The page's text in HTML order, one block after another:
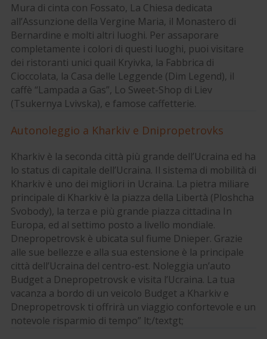
Mura di cinta con Fossato, La Chiesa dedicata
all’Assunzione della Vergine Maria, il Monastero di
Bernardine e molti altri luoghi. Per assaporare
completamente i colori di questi luoghi, puoi visitare
dei ristoranti unici quail Kryivka, la Fabbrica di
Cioccolata, la Casa delle Leggende (Dim Legend), il
caffè “Lampada a Gas”, Lo Sweet-Shop di Liev
(Tsukernya Lvivska), e famose caffetterie.
Autonoleggio a Kharkiv e Dnipropetrovks
Kharkiv è la seconda città più grande dell’Ucraina ed ha
lo status di capitale dell’Ucraina. Il sistema di mobilità di
Kharkiv è uno dei migliori in Ucraina. La pietra miliare
principale di Kharkiv è la piazza della Libertà (Ploshcha
Svobody), la terza e più grande piazza cittadina In
Europa, ed al settimo posto a livello mondiale.
Dnepropetrovsk è ubicata sul fiume Dnieper. Grazie
alle sue bellezze e alla sua estensione è la principale
città dell’Ucraina del centro-est. Noleggia un’auto
Budget a Dnepropetrovsk e visita l’Ucraina. La tua
vacanza a bordo di un veicolo Budget a Kharkiv e
Dnepropetrovsk ti offrirà un viaggio confortevole e un
notevole risparmio di tempo” lt;/textgt;